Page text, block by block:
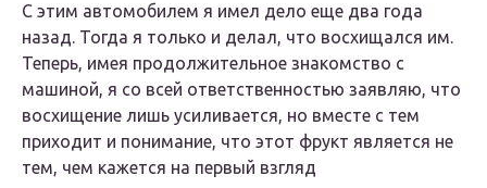
С этим автомобилем я имел дело еще два года
назад. Тогда я только и делал, что восхищался им.
Теперь, имея продолжительное знакомство с
машиной, я со всей ответственностью заявляю, что
восхищение лишь усиливается, но вместе с тем
приходит и понимание, что этот фрукт является не
тем, чем кажется на первый взгляд